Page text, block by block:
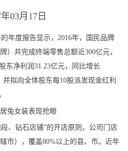
03月17日
年度报告显示，2016年，国民品牌
）共完成终端零售总额近300亿元，
东净利润31.23亿元，同比增长
拟向全体股东每10股派发现金红利
兔女装表现抢眼
、钻石店铺”的开店原则，公司门店
市），覆盖80%以上的县、市。近年